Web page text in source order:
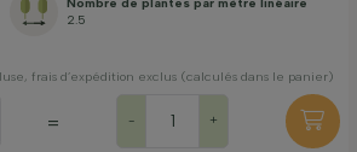
2.5
frais d’expédition exclus (calculés dans le panier)
= - +